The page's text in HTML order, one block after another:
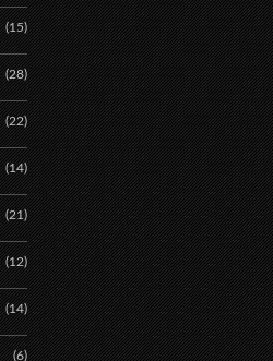
(15)
(28)
(22)
(14)
(21)
(12)
(14)
(6)